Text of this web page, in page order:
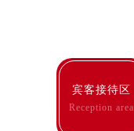
宾客接待区
Reception area